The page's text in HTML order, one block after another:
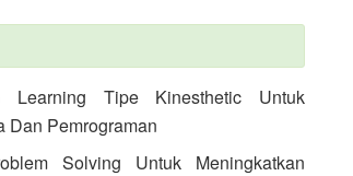
Learning Tipe Kinesthetic Untuk
Dan Pemrograman
Solving Untuk Meningkatkan